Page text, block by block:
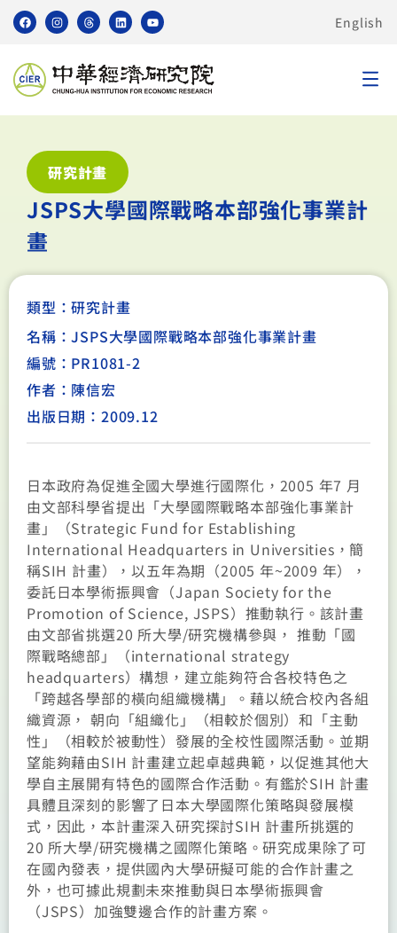
English
研究計畫
JSPS大學國際戰略本部強化事業計
畫
類型：研究計畫
名稱：JSPS大學國際戰略本部強化事業計畫
編號：PR1081-2
作者：陳信宏
出版日期：2009.12
日本政府為促進全國大學進行國際化，2005 年7 月
由文部科學省提出「大學國際戰略本部強化事業計
畫」（Strategic Fund for Establishing
International Headquarters in Universities，簡
稱SIH 計畫），以五年為期（2005 年~2009 年），
委託日本學術振興會（Japan Society for the
Promotion of Science, JSPS）推動執行。該計畫
由文部省挑選20 所大學/研究機構參與， 推動「國
際戰略總部」（international strategy
headquarters）構想，建立能夠符合各校特色之
「跨越各學部的橫向組織機構」。藉以統合校內各組
織資源， 朝向「組織化」（相較於個別）和「主動
性」（相較於被動性）發展的全校性國際活動。並期
望能夠藉由SIH 計畫建立起卓越典範，以促進其他大
學自主展開有特色的國際合作活動。有鑑於SIH 計畫
具體且深刻的影響了日本大學國際化策略與發展模
式，因此，本計畫深入研究探討SIH 計畫所挑選的
20 所大學/研究機構之國際化策略。研究成果除了可
在國內發表，提供國內大學研擬可能的合作計畫之
外，也可據此規劃未來推動與日本學術振興會
（JSPS）加強雙邊合作的計畫方案。